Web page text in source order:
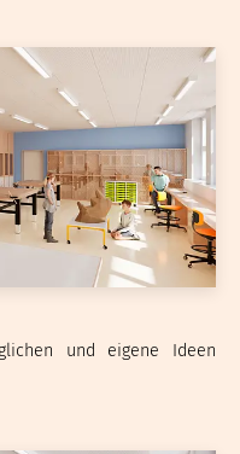
und eigene Ideen